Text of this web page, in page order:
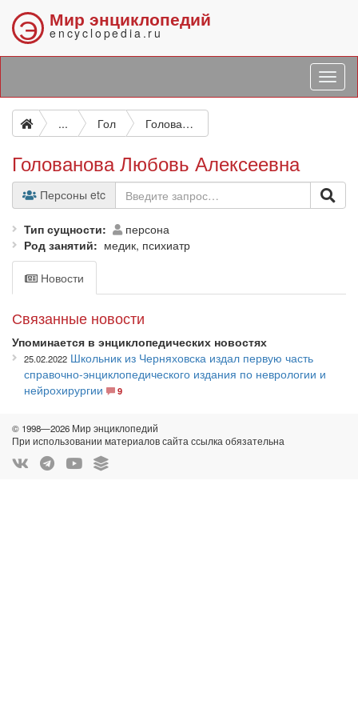
Э Мир энциклопедий
encyclopedia.ru
... Гол Голованова Любовь Алексеевна
Голованова Любовь Алексеевна
Персоны etc
Тип сущности
персона
Род занятий
медик, психиатр
Новости
Связанные новости
Упоминается в энциклопедических новостях
25.02.2022 Школьник из Черняховска издал первую часть
справочно-энциклопедического издания по неврологии и
нейрохирургии
9
© 1998—2026 Мир энциклопедий
При использовании материалов сайта ссылка обязательна